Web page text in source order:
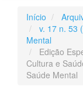
Início
v. 17 n. 53
Mental
Edição
Cultura e
Saúde Mental